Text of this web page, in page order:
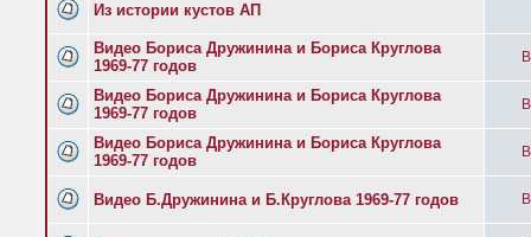
Из истории кустов АП
Видео Бориса Дружинина и Бориса Круглова
1969-77 годов
Видео Бориса Дружинина и Бориса Круглова
1969-77 годов
Видео Бориса Дружинина и Бориса Круглова
1969-77 годов
Видео Б.Дружинина и Б.Круглова 1969-77 годов